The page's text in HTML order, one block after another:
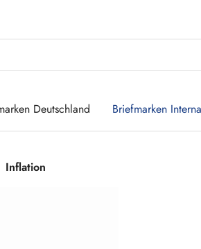
Deutschland Briefmarken
Inflation